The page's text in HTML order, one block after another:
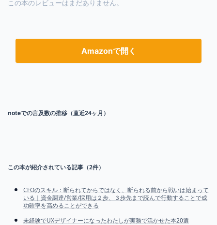
この本のレビューはまだありません。
Amazonで開く
noteでの言及数の推移（直近24ヶ月）
この本が紹介されている記事（2件）
CFOのスキル：断られてからではなく、断られる前から戦いは始まって
いる｜資金調達/営業/採用は２歩、３歩先まで読んで行動することで成
功確率を高めることができる
未経験でUXデザイナーになったわたしが実務で活かせた本20選